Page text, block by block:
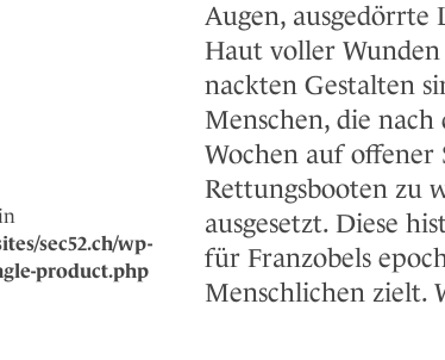
sec52.ch/wp-
product.php
Augen, ausgedörrte
Haut voller
nackten Gestalten
Menschen, die
Wochen auf offener
Rettungsbooten zu
ausgesetzt. Diese
für Franzobels
Menschlichen zielt.